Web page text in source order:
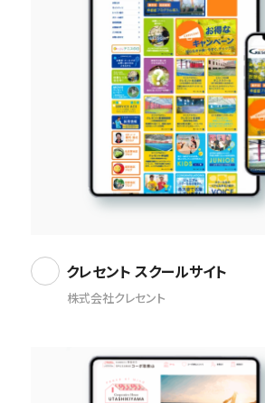
クレセント スクールサイト
株式会社クレセント